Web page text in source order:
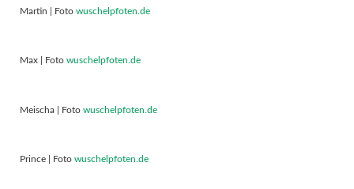
Martin | Foto wuschelpfoten.de
Max | Foto wuschelpfoten.de
Meischa | Foto wuschelpfoten.de
Prince | Foto wuschelpfoten.de